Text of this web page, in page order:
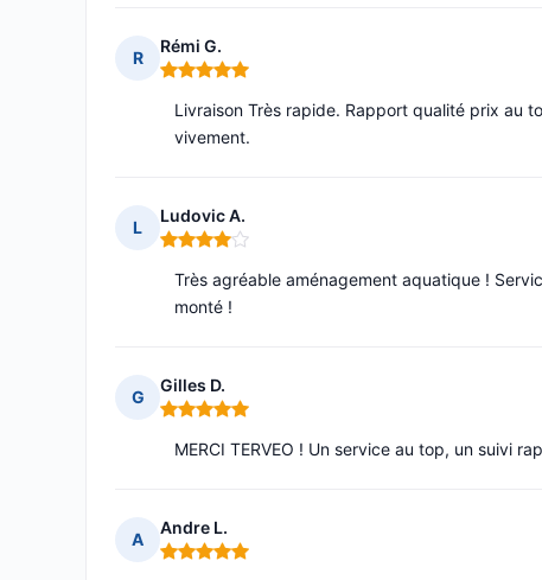
R
Rémi G.
Note : 5 sur 5
Livraison Très rapide. Rapport qualité prix au
vivement.
L
Ludovic A.
Note : 4 sur 5
Très agréable aménagement aquatique !
monté !
G
Gilles D.
Note : 5 sur 5
MERCI TERVEO ! Un service au top, un suivi
A
Andre L.
Note : 5 sur 5